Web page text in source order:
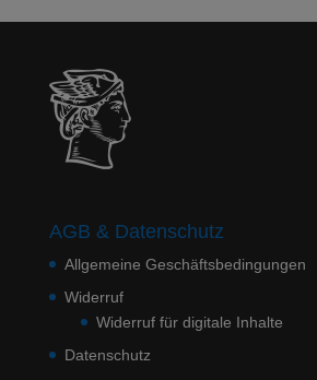
AGB & Datenschutz
Allgemeine Geschäftsbedingungen
Widerruf
Widerruf für digitale Inhalte
Datenschutz